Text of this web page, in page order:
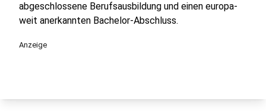
abgeschlossene Berufs­ausbildung und einen europa­
weit anerkannten Bachelor-Abschluss.
Anzeige